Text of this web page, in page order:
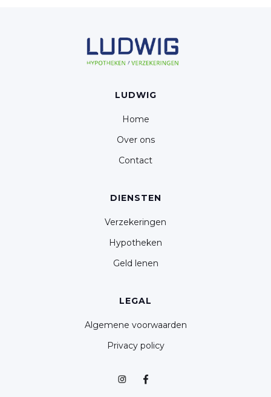
LUDWIG
Home
Over ons
Contact
DIENSTEN
Verzekeringen
Hypotheken
Geld lenen
LEGAL
Algemene voorwaarden
Privacy policy